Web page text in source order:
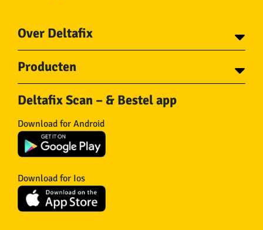
Over Deltafix
Voor gemeentes
Over Deltafix
Producten
Schroeven
Bouten
Draadnagels
Pluggen
Beslag
Haken
IJzerwaren
Wielen
Ketting en Toebehoren
Deltafix Scan – & Bestel app
Download for Android
Download for Ios